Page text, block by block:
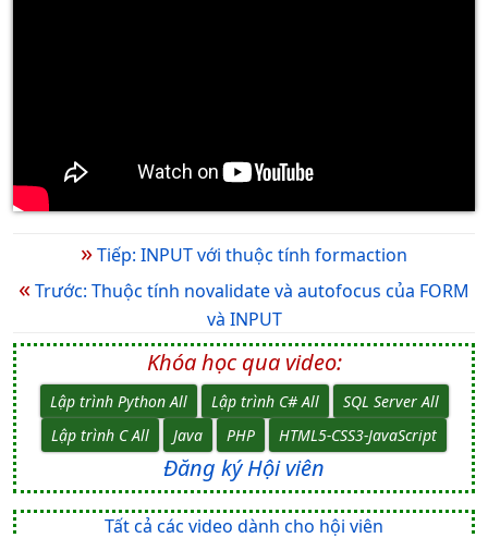
»Tiếp: INPUT với thuộc tính formaction
«Trước: Thuộc tính novalidate và autofocus của FORM
và INPUT
Khóa học qua video:
Lập trình Python All Lập trình C# All
SQL Server All
Lập trình C All
Java PHP HTML5-CSS3-JavaScript
Đăng ký Hội viên
Tất cả các video dành cho hội viên